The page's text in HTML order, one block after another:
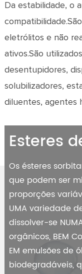
Da estabilidade, o
eletrólitos e não
ativos.São
desentupidores,
solubilizadores,
diluentes, agentes
Esteres
Os ésteres
que podem ser
proporções
UMA variedade
dissolver-se
orgânicos, BEM
EM emulsões de
biodegradáveis,